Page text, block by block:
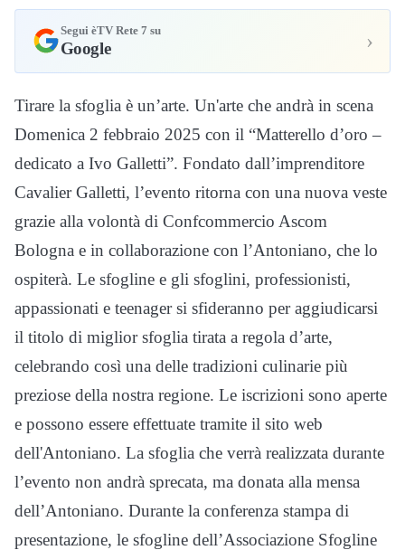
Segui èTV Rete 7 su
Google ›
Tirare la sfoglia è un’arte. Un'arte che andrà in scena
Domenica 2 febbraio 2025 con il “Matterello d’oro –
dedicato a Ivo Galletti”. Fondato dall’imprenditore
Cavalier Galletti, l’evento ritorna con una nuova veste
grazie alla volontà di Confcommercio Ascom
Bologna e in collaborazione con l’Antoniano, che lo
ospiterà. Le sfogline e gli sfoglini, professionisti,
appassionati e teenager si sfideranno per aggiudicarsi
il titolo di miglior sfoglia tirata a regola d’arte,
celebrando così una delle tradizioni culinarie più
preziose della nostra regione. Le iscrizioni sono aperte
e possono essere effettuate tramite il sito web
dell'Antoniano. La sfoglia che verrà realizzata durante
l’evento non andrà sprecata, ma donata alla mensa
dell’Antoniano. Durante la conferenza stampa di
presentazione, le sfogline dell’Associazione Sfogline